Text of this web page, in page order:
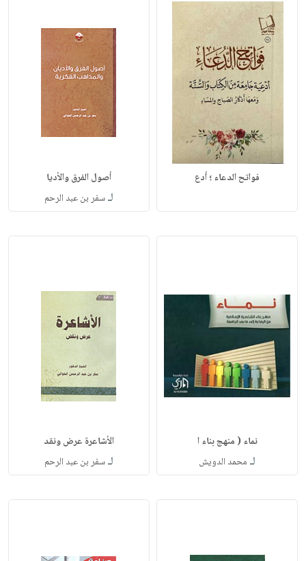
فواتح الدعاء ؛ أدع أصول الفرق والأديا
لـسفر بن عبد الرحم
نماء ( منهج بناء ا
لـ محمد الدويش
الأشاعرة عرض ونقد
لـسفر بن عبد الرحم